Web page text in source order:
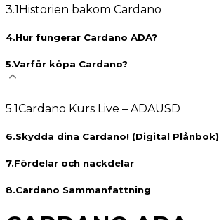
3.1Historien bakom Cardano
4.Hur fungerar Cardano ADA?
5.Varför köpa Cardano?
5.1Cardano Kurs Live – ADAUSD
6.Skydda dina Cardano! (Digital Plånbok)
7.Fördelar och nackdelar
8.Cardano Sammanfattning